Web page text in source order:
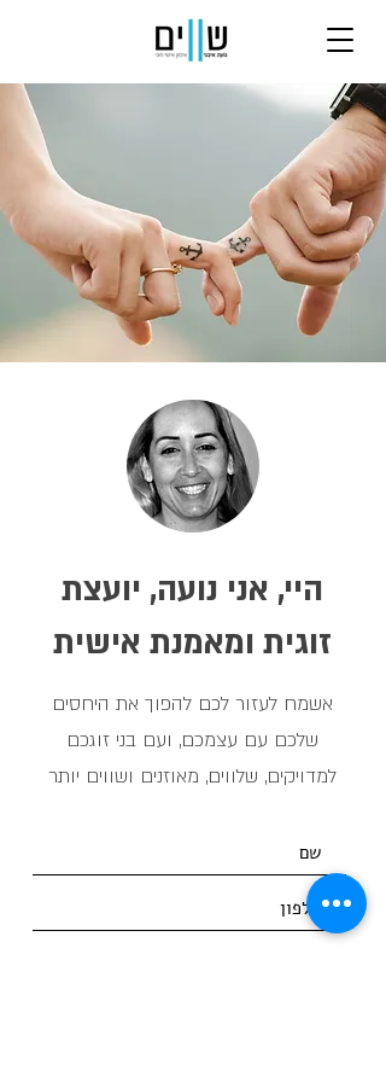
היי, אני נועה, יועצת
זוגית ומאמנת אישית
אשמח לעזור לכם להפוך את היחסים
שלכם עם עצמכם, ועם בני זוגכם
למדויקים, שלווים, מאוזנים ושווים יותר